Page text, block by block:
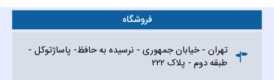
فروشگاه
تهران - خیابان جمهوری - نرسیده به حافظ- پاساژتوکل -
طبقه دوم - پلاک ۲۲۲